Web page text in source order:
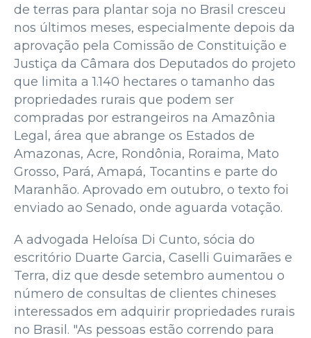
de terras para plantar soja no Brasil cresceu
nos últimos meses, especialmente depois da
aprovação pela Comissão de Constituição e
Justiça da Câmara dos Deputados do projeto
que limita a 1.140 hectares o tamanho das
propriedades rurais que podem ser
compradas por estrangeiros na Amazônia
Legal, área que abrange os Estados de
Amazonas, Acre, Rondônia, Roraima, Mato
Grosso, Pará, Amapá, Tocantins e parte do
Maranhão. Aprovado em outubro, o texto foi
enviado ao Senado, onde aguarda votação.
A advogada Heloísa Di Cunto, sócia do
escritório Duarte Garcia, Caselli Guimarães e
Terra, diz que desde setembro aumentou o
número de consultas de clientes chineses
interessados em adquirir propriedades rurais
no Brasil. "As pessoas estão correndo para